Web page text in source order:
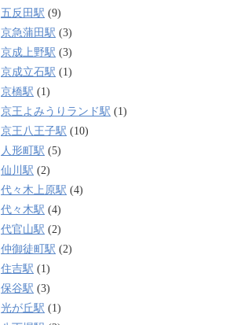
五反田駅 (9)
京急蒲田駅 (3)
京成上野駅 (3)
京成立石駅 (1)
京橋駅 (1)
京王よみうりランド駅 (1)
京王八王子駅 (10)
人形町駅 (5)
仙川駅 (2)
代々木上原駅 (4)
代々木駅 (4)
代官山駅 (2)
仲御徒町駅 (2)
住吉駅 (1)
保谷駅 (3)
光が丘駅 (1)